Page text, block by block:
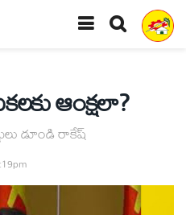
ఆంక్షలా?
డూండి రాకేష్‌